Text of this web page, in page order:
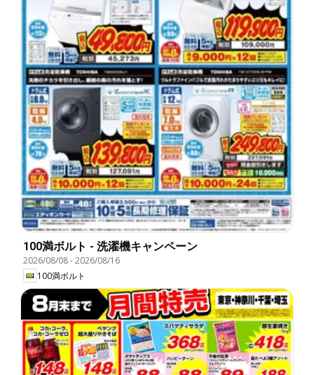
100満ボルト - 洗濯機キャンペーン
2026/08/08-2026/08/16
100満ボルト